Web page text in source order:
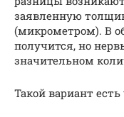
заявленную
(микрометром). В
получится, но
значительном
Такой вариант